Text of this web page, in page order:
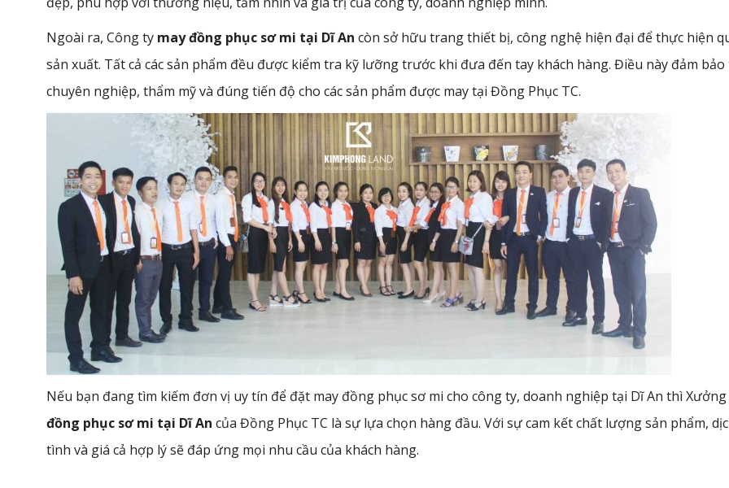
Ngoài ra, Công ty may đồng phục sơ mi tại Dĩ An còn sở hữu trang thiết bị, công nghệ hiện đại để thực hiện
sản xuất. Tất cả các sản phẩm đều được kiểm tra kỹ lưỡng trước khi đưa đến tay khách hàng. Điều này đảm
chuyên nghiệp, thẩm mỹ và đúng tiến độ cho các sản phẩm được may tại Đồng Phục TC.
Nếu bạn đang tìm kiếm đơn vị uy tín để đặt may đồng phục sơ mi cho công ty, doanh nghiệp tại Dĩ An thì Xưởng
đồng phục sơ mi tại Dĩ An của Đồng Phục TC là sự lựa chọn hàng đầu. Với sự cam kết chất lượng sản phẩm,
tình và giá cả hợp lý sẽ đáp ứng mọi nhu cầu của khách hàng.